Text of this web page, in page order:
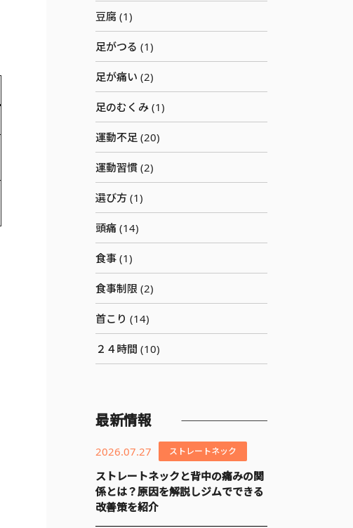
豆腐 (1)
足がつる (1)
足が痛い (2)
足のむくみ (1)
運動不足 (20)
運動習慣 (2)
選び方 (1)
頭痛 (14)
食事 (1)
食事制限 (2)
首こり (14)
２４時間 (10)
最新情報
2026.07.27 ストレートネック
ストレートネックと背中の痛みの関
係とは？原因を解説しジムでできる
改善策を紹介